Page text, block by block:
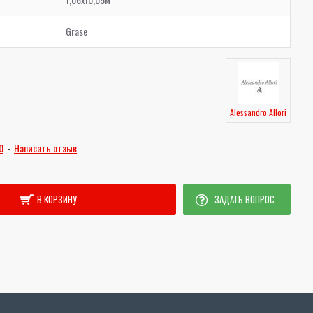
Grase
Alessandro Allori
- Написать отзыв
В КОРЗИНУ ЗАДАТЬ ВОПРОС